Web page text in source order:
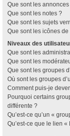
Que sont les annonces
Que sont les notes ?
Que sont les sujets
Que sont les icônes de
Niveaux des
Que sont les
Que sont les
Que sont les groupes
Où sont les groupes
Comment puis-je
Pourquoi certains
différente ?
Qu’est-ce qu’un «
Qu’est-ce que le lien «